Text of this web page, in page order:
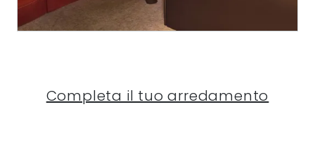
Completa il tuo arredamento